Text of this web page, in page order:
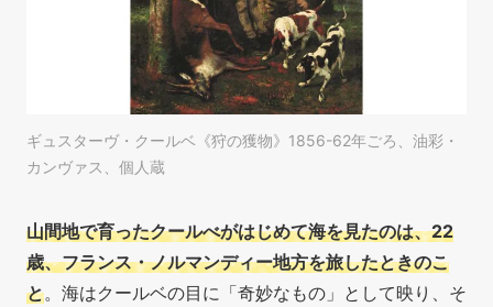
ギュスターヴ・クールベ《狩の獲物》1856-62年ごろ、油彩・
カンヴァス、個人蔵
山間地で育ったクールべがはじめて海を見たのは、22
歳、フランス・ノルマンディー地方を旅したときのこ
と。海はクールベの目に「奇妙なもの」として映り、そ